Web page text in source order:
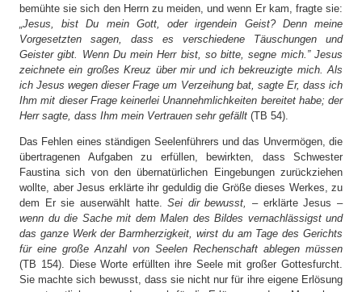
bemühte sie sich den Herrn zu meiden, und wenn Er kam, fragte sie:
„Jesus, bist Du mein Gott, oder irgendein Geist? Denn meine
Vorgesetzten sagen, dass es verschiedene Täuschungen und
Geister gibt. Wenn Du mein Herr bist, so bitte, segne mich.” Jesus
zeichnete ein großes Kreuz über mir und ich bekreuzigte mich. Als
ich Jesus wegen dieser Frage um Verzeihung bat, sagte Er, dass ich
Ihm mit dieser Frage keinerlei Unannehmlichkeiten bereitet habe; der
Herr sagte, dass Ihm mein Vertrauen sehr gefällt (TB 54).
Das Fehlen eines ständigen Seelenführers und das Unvermögen, die
übertragenen Aufgaben zu erfüllen, bewirkten, dass Schwester
Faustina sich von den übernatürlichen Eingebungen zurückziehen
wollte, aber Jesus erklärte ihr geduldig die Größe dieses Werkes, zu
dem Er sie auserwählt hatte.Sei dir bewusst,
– erklärte Jesus –
wenn du die Sache mit dem Malen des Bildes vernachlässigst und
das ganze Werk der Barmherzigkeit, wirst du am Tage des Gerichts
für eine große Anzahl von Seelen Rechenschaft ablegen müssen
(TB 154). Diese Worte erfüllten ihre Seele mit großer Gottesfurcht.
Sie machte sich bewusst, dass sie nicht nur für ihre eigene Erlösung